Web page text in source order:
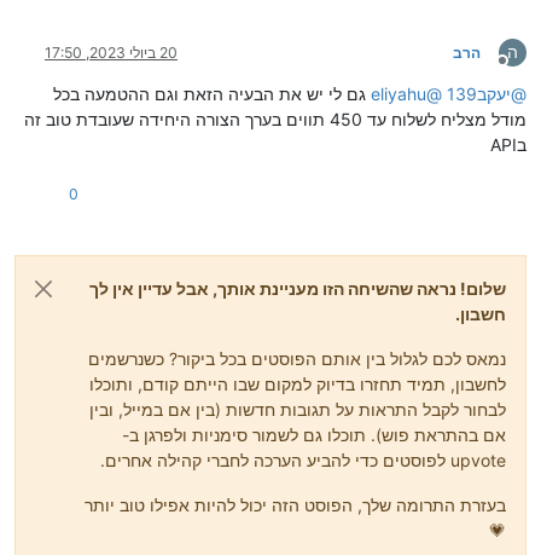
ה
מנותק
הרב 20 ביולי 2023, 17:50
@יעקב139 @
eliyahu גם לי יש את הבעיה הזאת וגם ההטמעה בכל
מודל מצליח לשלוח עד 450 תווים בערך הצורה היחידה שעובדת טוב זה
בAPI
0
שלום! נראה שהשיחה הזו מעניינת אותך, אבל עדיין אין לך
חשבון.
נמאס לכם לגלול בין אותם הפוסטים בכל ביקור? כשנרשמים
לחשבון, תמיד תחזרו בדיוק למקום שבו הייתם קודם, ותוכלו
לבחור לקבל התראות על תגובות חדשות (בין אם במייל, ובין
אם בהתראת פוש). תוכלו גם לשמור סימניות ולפרגן ב-
upvote לפוסטים כדי להביע הערכה לחברי קהילה אחרים.
בעזרת התרומה שלך, הפוסט הזה יכול להיות אפילו טוב יותר
💗